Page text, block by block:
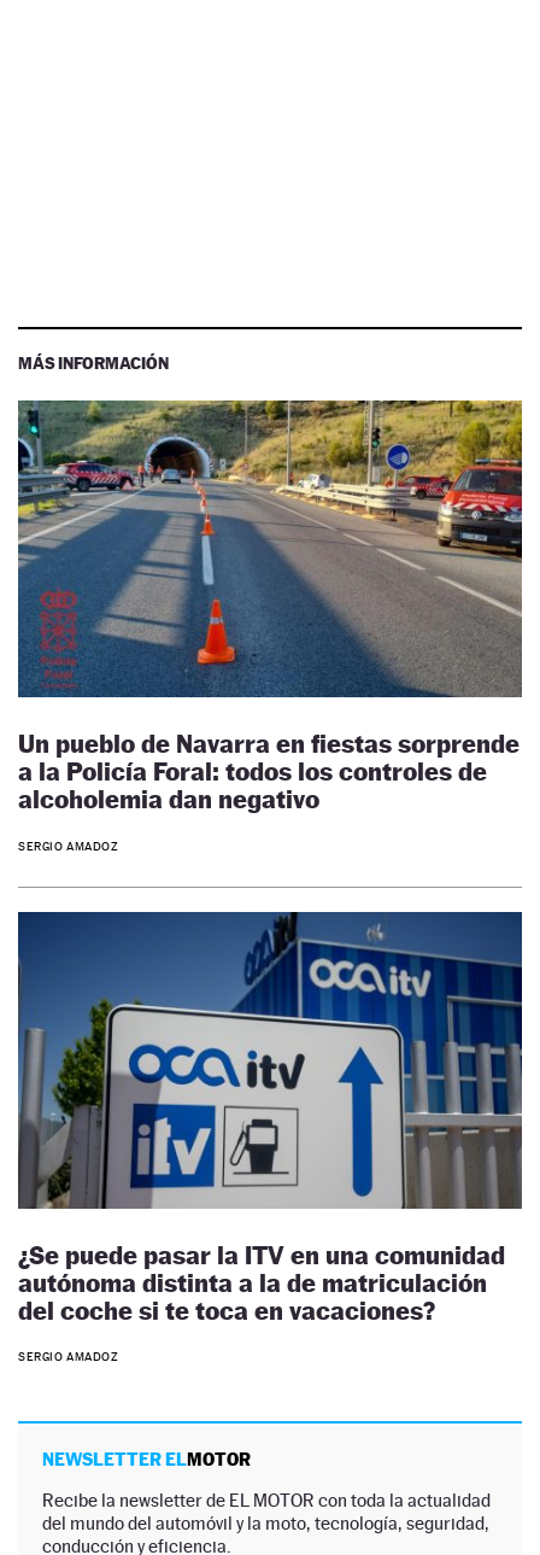
MÁS INFORMACIÓN
Un pueblo de Navarra en fiestas sorprende
a la Policía Foral: todos los controles de
alcoholemia dan negativo
SERGIO AMADOZ
¿Se puede pasar la ITV en una comunidad
autónoma distinta a la de matriculación
del coche si te toca en vacaciones?
SERGIO AMADOZ
NEWSLETTER ELMOTOR
Recibe la newsletter de EL MOTOR con toda la actualidad
del mundo del automóvil y la moto, tecnología, seguridad,
conducción y eficiencia.